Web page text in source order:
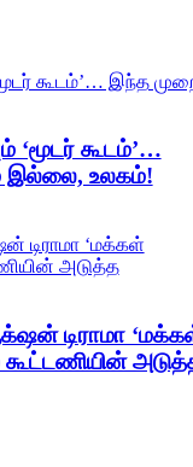
‘மூடர் கூடம்’…
இல்லை, உலகம்!
டிராமா
கூட்டணியின்